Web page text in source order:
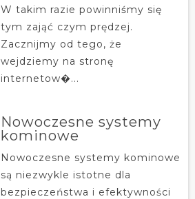
W takim razie powinniśmy się
tym zająć czym prędzej.
Zacznijmy od tego, że
wejdziemy na stronę
internetow�...
Nowoczesne systemy
kominowe
Nowoczesne systemy kominowe
są niezwykle istotne dla
bezpieczeństwa i efektywności